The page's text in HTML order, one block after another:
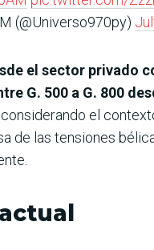
(@Universo970py)
el sector privado
G. 500 a G. 800
el
de las tensiones